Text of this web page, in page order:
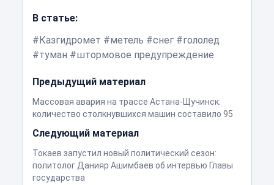
В статье:
Казгидромет
метель снег
гололед
туман
штормовое предупреждение
Предыдущий материал
Массовая авария на трассе Астана-Щучинск:
количество столкнувшихся машин составило 95
Следующий материал
Токаев запустил новый политический сезон:
политолог Данияр Ашимбаев об интервью Главы
государства